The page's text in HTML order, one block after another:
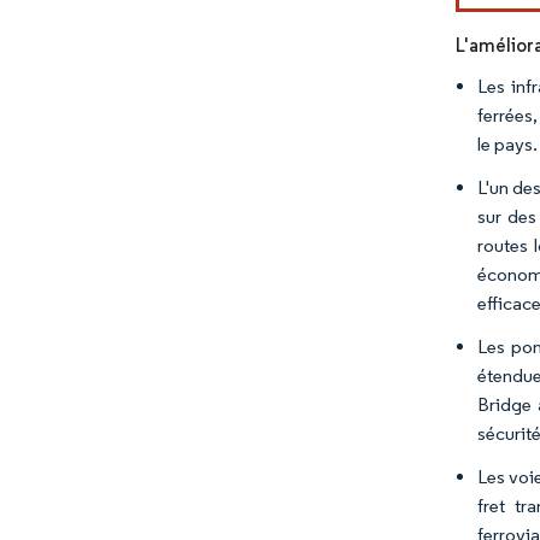
Les
le pays.
L'un
sur
routes
Les
Bridge
Les
fret